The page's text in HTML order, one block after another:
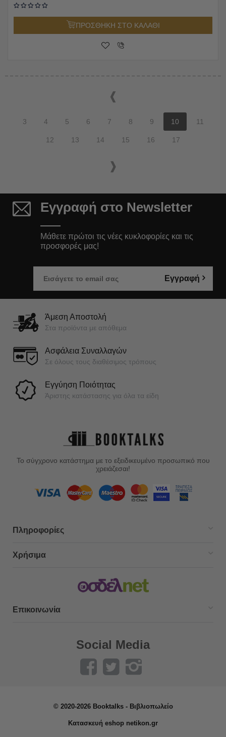
ΠΡΟΣΘΗΚΗ ΣΤΟ ΚΑΛΑΘΙ
3 4 5 6 7 8 9 10 11
12 13 14 15 16 17
Εγγραφή στο Newsletter
Μάθετε πρώτοι τις νέες κυκλοφορίες και τις
προσφορές μας!
Εγγραφή
Άμεση Αποστολή
Στα προϊόντα με απόθεμα
Ασφάλεια Συναλλαγών
Σε όλους τους διαθέσιμος τρόπους
Εγγύηση Ποιότητας
Άριστης κατάστασης για όλα τα είδη
Το σύγχρονο κατάστημα με το εξειδικευμένο προσωπικό που
χρειάζεσαι!
Πληροφορίες
Χρήσιμα
Επικοινωνία
Social Media
© 2020-2026 Booktalks - Βιβλιοπωλείο
Κατασκευή eshop netikon.gr